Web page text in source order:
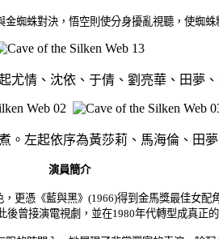
蛛對決，悟空則使分身擾亂視聽，使蜘
尤情、沈依、于倩、劉亮華、田夢
。 左起依序為黃莎莉、馬海倫 、田夢
演員簡介
更憑《藍與黑》(1966)得到金馬獎最佳女
曾接演電視劇，並在1980年代轉型成真正